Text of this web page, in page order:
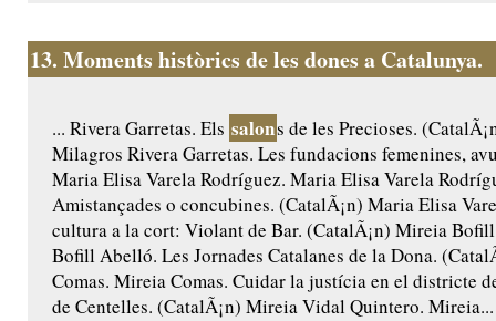
13. Moments històrics de les dones a Catalunya.
... Rivera Garretas. Els salons de les Precioses.
Milagros Rivera Garretas. Les fundacions femenines,
Maria Elisa Varela Rodríguez. Maria Elisa Varela
Amistançades o concubines. (CatalÃ¡n) Maria Elisa
cultura a la cort: Violant de Bar. (CatalÃ¡n) Mireia
Bofill Abelló. Les Jornades Catalanes de la Dona.
Comas. Mireia Comas. Cuidar la justícia en el districte
de Centelles. (CatalÃ¡n) Mireia Vidal Quintero. Mireia...